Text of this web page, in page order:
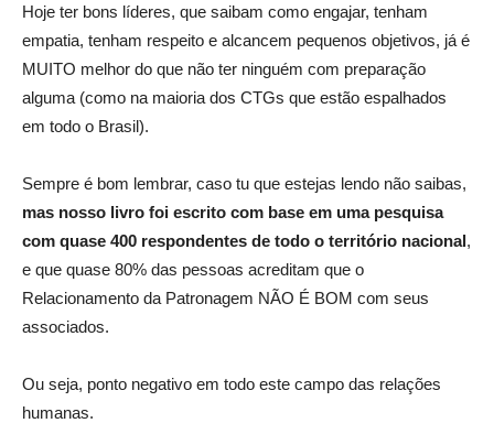
Hoje ter bons líderes, que saibam como engajar, tenham
empatia, tenham respeito e alcancem pequenos objetivos, já é
MUITO melhor do que não ter ninguém com preparação
alguma (como na maioria dos CTGs que estão espalhados
em todo o Brasil).
Sempre é bom lembrar, caso tu que estejas lendo não saibas,
mas nosso livro foi escrito com base em uma pesquisa
com quase 400 respondentes de todo o território nacional,
e que quase 80% das pessoas acreditam que o
Relacionamento da Patronagem NÃO É BOM com seus
associados.
Ou seja, ponto negativo em todo este campo das relações
humanas.